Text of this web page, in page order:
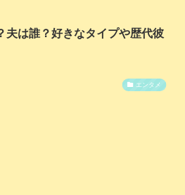
夫は誰？好きなタイプや歴代彼
エンタメ